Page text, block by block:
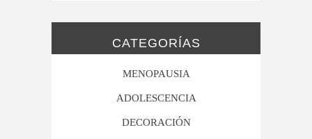
CATEGORÍAS
MENOPAUSIA
ADOLESCENCIA
DECORACIÓN